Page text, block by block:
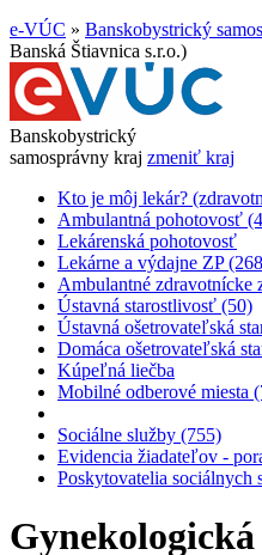
e-VÚC » Banskobystrický
Banská Štiavnica s.r.o.)
Banskobystrický
samosprávny kraj zmeniť kraj
Kto je môj lekár?
Ambulantná pohotovosť
Lekárenská pohotovosť
Lekárne a výdajne ZP
Ambulantné zdravotnícke
Ústavná starostlivosť (50)
Ústavná ošetrovateľská
Domáca ošetrovateľská
Kúpeľná liečba
Mobilné odberové miesta
Sociálne služby (755)
Evidencia žiadateľov -
Poskytovatelia sociálnych